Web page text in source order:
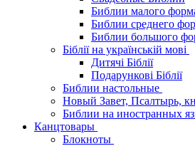
Библии малого
Библии среднего
Библии большого
Біблії на українській мові
Дитячі Біблії
Подарункові Біблії
Библии настольные
Новый Завет, Псалтырь,
Библии на иностранных
Канцтовары
Блокноты